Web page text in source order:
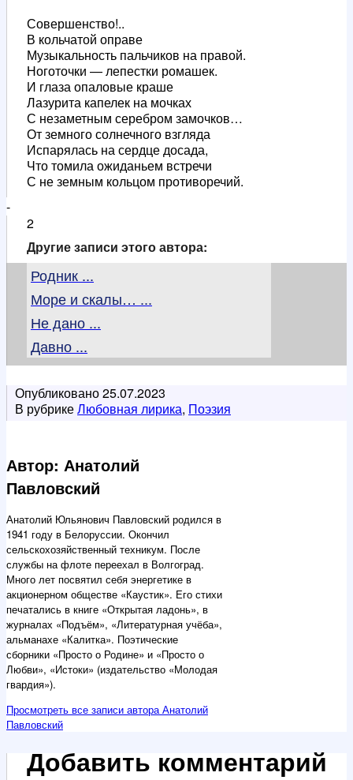
Совершенство!..
В кольчатой оправе
Музыкальность пальчиков на правой.
Ноготочки — лепестки ромашек.
И глаза опаловые краше
Лазурита капелек на мочках
С незаметным серебром замочков…
От земного солнечного взгляда
Испарялась на сердце досада,
Что томила ожиданьем встречи
С не земным кольцом противоречий.
-
2
Другие записи этого автора:
Родник ...
Море и скалы… ...
Не дано ...
Давно ...
Опубликовано25.07.2023
В рубрикеЛюбовная лирика, Поэзия
Автор: Анатолий
Павловский
Анатолий Юльянович Павловский родился в
1941 году в Белоруссии. Окончил
сельскохозяйственный техникум. После
службы на флоте переехал в Волгоград.
Много лет посвятил себя энергетике в
акционерном обществе «Каустик». Его стихи
печатались в книге «Открытая ладонь», в
журналах «Подъём», «Литературная учёба»,
альманахе «Калитка». Поэтические
сборники «Просто о Родине» и «Просто о
Любви», «Истоки» (издательство «Молодая
гвардия»).
Просмотреть все записи автора Анатолий
Павловский
Добавить комментарий